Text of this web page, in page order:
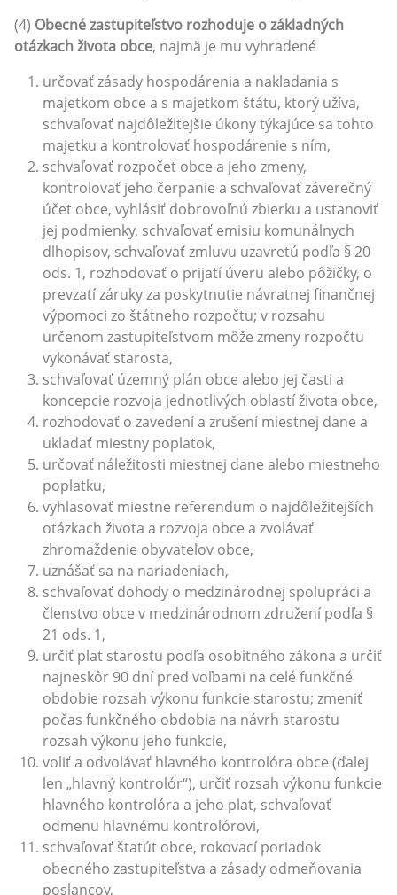
(4) Obecné zastupiteľstvo rozhoduje o základných
otázkach života obce, najmä je mu vyhradené
určovať zásady hospodárenia a nakladania s
majetkom obce a s majetkom štátu, ktorý užíva,
schvaľovať najdôležitejšie úkony týkajúce sa tohto
majetku a kontrolovať hospodárenie s ním,
schvaľovať rozpočet obce a jeho zmeny,
kontrolovať jeho čerpanie a schvaľovať záverečný
účet obce, vyhlásiť dobrovoľnú zbierku a ustanoviť
jej podmienky, schvaľovať emisiu komunálnych
dlhopisov, schvaľovať zmluvu uzavretú podľa § 20
ods. 1, rozhodovať o prijatí úveru alebo pôžičky, o
prevzatí záruky za poskytnutie návratnej finančnej
výpomoci zo štátneho rozpočtu; v rozsahu
určenom zastupiteľstvom môže zmeny rozpočtu
vykonávať starosta,
schvaľovať územný plán obce alebo jej časti a
koncepcie rozvoja jednotlivých oblastí života obce,
rozhodovať o zavedení a zrušení miestnej dane a
ukladať miestny poplatok,
určovať náležitosti miestnej dane alebo miestneho
poplatku,
vyhlasovať miestne referendum o najdôležitejších
otázkach života a rozvoja obce a zvolávať
zhromaždenie obyvateľov obce,
uznášať sa na nariadeniach,
schvaľovať dohody o medzinárodnej spolupráci a
členstvo obce v medzinárodnom združení podľa §
21 ods. 1,
určiť plat starostu podľa osobitného zákona a určiť
najneskôr 90 dní pred voľbami na celé funkčné
obdobie rozsah výkonu funkcie starostu; zmeniť
počas funkčného obdobia na návrh starostu
rozsah výkonu jeho funkcie,
voliť a odvolávať hlavného kontrolóra obce (ďalej
len „hlavný kontrolór“), určiť rozsah výkonu funkcie
hlavného kontrolóra a jeho plat, schvaľovať
odmenu hlavnému kontrolórovi,
schvaľovať štatút obce, rokovací poriadok
obecného zastupiteľstva a zásady odmeňovania
poslancov,